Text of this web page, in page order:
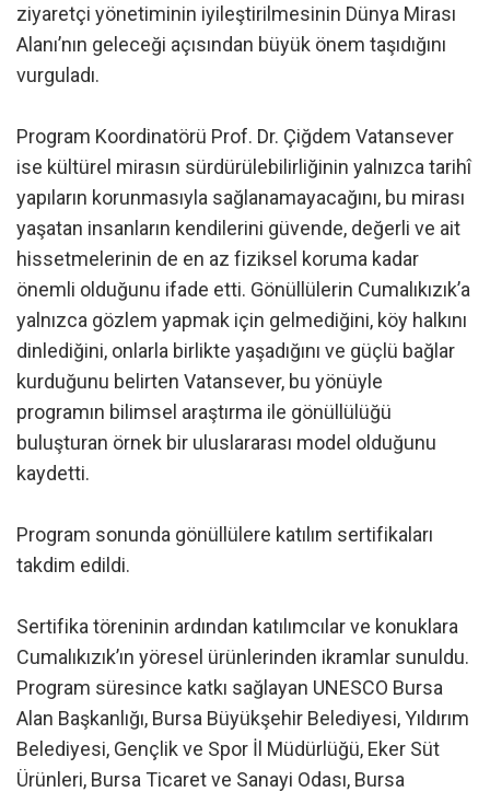
ziyaretçi yönetiminin iyileştirilmesinin Dünya Mirası
Alanı’nın geleceği açısından büyük önem taşıdığını
vurguladı.
Program Koordinatörü Prof. Dr. Çiğdem Vatansever
ise kültürel mirasın sürdürülebilirliğinin yalnızca tarihî
yapıların korunmasıyla sağlanamayacağını, bu mirası
yaşatan insanların kendilerini güvende, değerli ve ait
hissetmelerinin de en az fiziksel koruma kadar
önemli olduğunu ifade etti. Gönüllülerin Cumalıkızık’a
yalnızca gözlem yapmak için gelmediğini, köy halkını
dinlediğini, onlarla birlikte yaşadığını ve güçlü bağlar
kurduğunu belirten Vatansever, bu yönüyle
programın bilimsel araştırma ile gönüllülüğü
buluşturan örnek bir uluslararası model olduğunu
kaydetti.
Program sonunda gönüllülere katılım sertifikaları
takdim edildi.
Sertifika töreninin ardından katılımcılar ve konuklara
Cumalıkızık’ın yöresel ürünlerinden ikramlar sunuldu.
Program süresince katkı sağlayan UNESCO Bursa
Alan Başkanlığı, Bursa Büyükşehir Belediyesi, Yıldırım
Belediyesi, Gençlik ve Spor İl Müdürlüğü, Eker Süt
Ürünleri, Bursa Ticaret ve Sanayi Odası, Bursa